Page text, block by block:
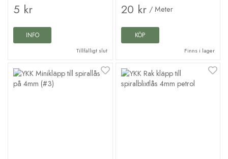
5 kr
INFO
Tillfälligt slut
20 kr / Meter
KÖP
Finns i lager